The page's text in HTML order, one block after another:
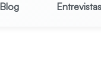
Blog Entrevistas